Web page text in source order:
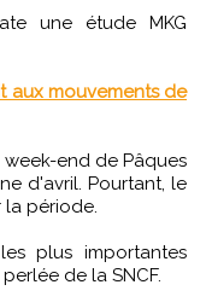
une étude MKG
aux mouvements de
end de Pâques
d'avril. Pourtant, le
période.
plus importantes
de la SNCF.